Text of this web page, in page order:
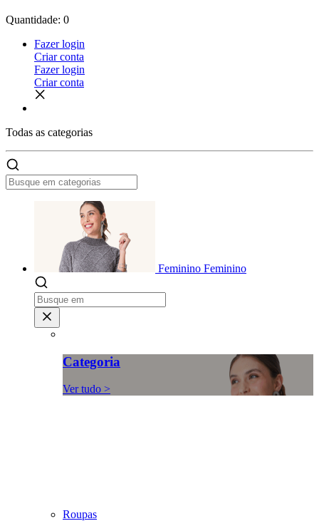
Quantidade: 0
Fazer login
Criar conta
Fazer login
Criar conta
Todas as categorias
Feminino Feminino
Categoria
Ver tudo >
Roupas